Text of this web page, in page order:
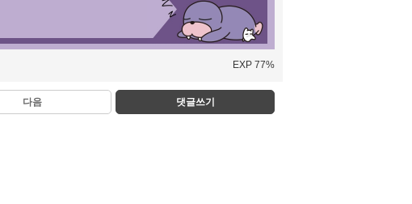
EXP 77%
다음 댓글쓰기